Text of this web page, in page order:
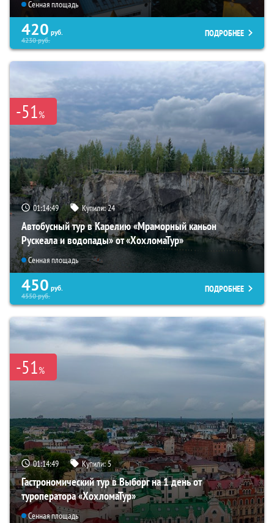
Сенная площадь
420 руб.
4230руб.
ПОДРОБНЕЕ
-51%
01:14:48 Купили:24
Автобусный тур в Карелию «Мраморный каньон
Рускеала и водопады» от «ХохломаТур»
Сенная площадь
450 руб.
4550руб.
ПОДРОБНЕЕ
-51%
01:14:48 Купили:5
Гастрономический тур в Выборг на 1 день от
туроператора «ХохломаТур»
Сенная площадь